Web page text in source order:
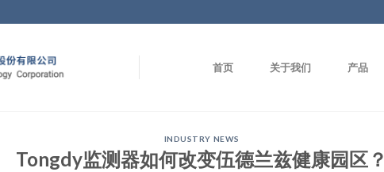
首页 关于我们 产品
INDUSTRY NEWS
Tongdy监测器如何改变伍德兰兹健康园区？